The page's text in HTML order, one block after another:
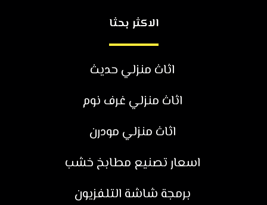
الاكثر بحثا
اثاث منزلي حديث
اثاث منزلي غرف نوم
اثاث منزلي مودرن
اسعار تصنيع مطابخ خشب
برمجة شاشة التلفزيون